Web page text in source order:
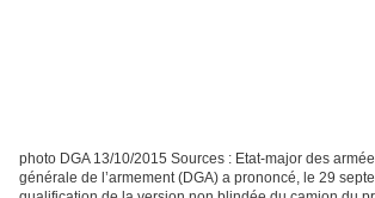
photo DGA 13/10/2015 Sources : Etat-major des
générale de l’armement (DGA) a prononcé, le 29